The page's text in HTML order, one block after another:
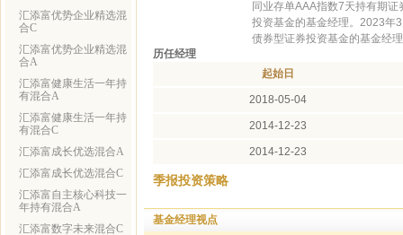
汇添富优势企业精选混
合C
汇添富优势企业精选混
合A
汇添富健康生活一年持
有混合A
汇添富健康生活一年持
有混合C
汇添富成长优选混合A
汇添富成长优选混合C
汇添富自主核心科技一
年持有混合A
汇添富数字未来混合C
同业存单AAA指数7天持有期
投资基金的基金经理。2023年
债券型证券投资基金的基金经
历任经理
起始日
2018-05-04
2014-12-23
2014-12-23
季报投资策略
基金经理视点